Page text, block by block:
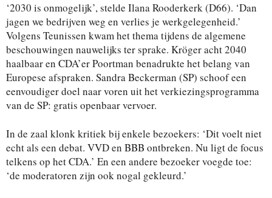
‘2030 is onmogelijk’, stelde Ilana Rooderkerk (D66). ‘Dan
jagen we bedrijven weg en verlies je werkgelegenheid.’
Volgens Teunissen kwam het thema tijdens de algemene
beschouwingen nauwelijks ter sprake. Kröger acht 2040
haalbaar en CDA’er Poortman benadrukte het belang van
Europese afspraken. Sandra Beckerman (SP) schoof een
eenvoudiger doel naar voren uit het verkiezingsprogramma
van de SP: gratis openbaar vervoer.
In de zaal klonk kritiek bij enkele bezoekers: ‘Dit voelt niet
echt als een debat. VVD en BBB ontbreken. Nu ligt de focus
telkens op het CDA.’ En een andere bezoeker voegde toe:
‘de moderatoren zijn ook nogal gekleurd.’